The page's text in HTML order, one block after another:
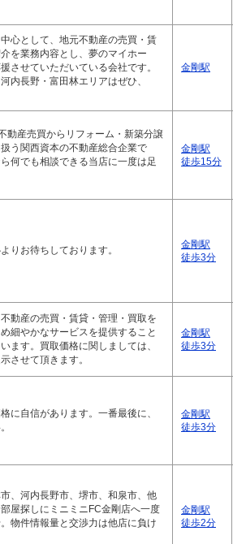
心として、地元不動産の売買・賃
を業務内容とし、夢のマイホー
させていただいている会社です。
内長野・富田林エリアはぜひ、
金剛駅
動産売買からリフォーム・新築分譲
う関西資本の不動産総合企業で
何でも相談できる当店に一度は足
金剛駅
徒歩15分
りお待ちしております。
金剛駅
徒歩3分
動産の売買・賃貸・管理・買取を
細やかなサービスを提供すること
ます。買取価格に関しましては、
させて頂きます。
金剛駅
徒歩3分
に自信があります。一番最後に、
金剛駅
徒歩3分
、河内長野市、堺市、和泉市、他
屋探しにミニミニFC金剛店へ一度
物件情報量と交渉力は他店に負け
金剛駅
徒歩2分